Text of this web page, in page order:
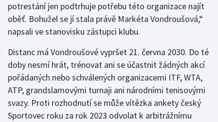
potrestání jen podtrhuje potřebu této organizace najít
oběť. Bohužel se jí stala právě Markéta Vondroušová,“
napsali ve stanovisku zástupci klubu.
Distanc má Vondroušové vypršet 21. června 2030. Do té
doby nesmí hrát, trénovat ani se účastnit žádných akcí
pořádaných nebo schválených organizacemi ITF, WTA,
ATP, grandslamovými turnaji ani národními tenisovými
svazy. Proti rozhodnutí se může vítězka ankety český
Sportovec roku za rok 2023 odvolat k arbitrážnímu